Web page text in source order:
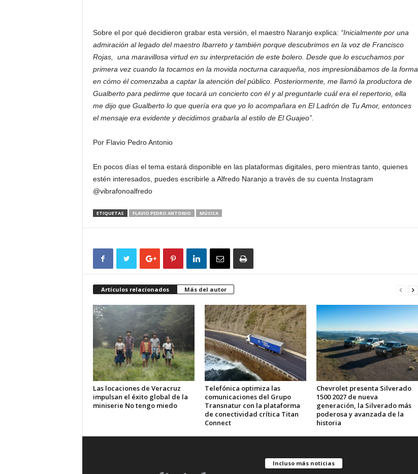
Sobre el por qué decidieron grabar esta versión, el maestro Naranjo explica: “Inicialmente por una
admiración al legado del maestro Ibarreto y también porque descubrimos en la voz de Francisco
Rojas, una maravillosa virtud en su interpretación de este bolero. Desde que lo escuchamos por
primera vez cuando la tocamos en la movida nocturna caraqueña, nos impresionábamos de la forma
en cómo él comenzaba a captar la atención del público. Posteriormente, me llamó la productora de
Gualberto para pedirme que tocará un concierto con él y al preguntarle cuál era el repertorio, ella
me dijo que Gualberto lo que quería era que yo lo acompañara en El Ladrón de Tu Amor, entonces
el mensaje era evidente y decidimos grabarla al estilo de El Guajeo”.
Por Flavio Pedro Antonio
En pocos días el tema estará disponible en las plataformas digitales, pero mientras tanto, quienes
estén interesados, puedes escribirle a Alfredo Naranjo a través de su cuenta Instagram
@vibrafonoalfredo
ETIQUETAS FLAVIO PEDRO ANTONIO MÚSICA
Artículos relacionados Más del autor
Las locaciones de Veracruz
impulsan el éxito global de la
miniserie No tengo miedo
Telefónica optimiza las
comunicaciones del Grupo
Transnatur con la plataforma
de conectividad crítica Titan
Connect
Chevrolet presenta Silverado
1500 2027 de nueva
generación, la Silverado más
poderosa y avanzada de la
historia
Incluso más noticias